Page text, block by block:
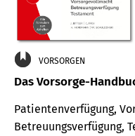
VORSORGEN
Das Vorsorge-
Patientenverfügung,
Betreuungsverfügung,